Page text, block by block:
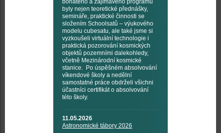
bohatého a zajímavého programu
byly nejen teoretické přednášky,
semináře, praktické činnosti se
složením Schoolsatů – výukového
modelu cubesatu, ale také jsme si
vyzkoušeli virtuální technologie i
praktická pozorování kosmických
objektů pozemními dalekohledy,
včetně Mezinárodní kosmické
stanice. Po úspěšném absolvování
víkendové školy a nedělní
samostatné práce obdrželi všichni
účastníci certifikát o absolvování
této školy.
11.05.2026
Astronomické tábory 2026